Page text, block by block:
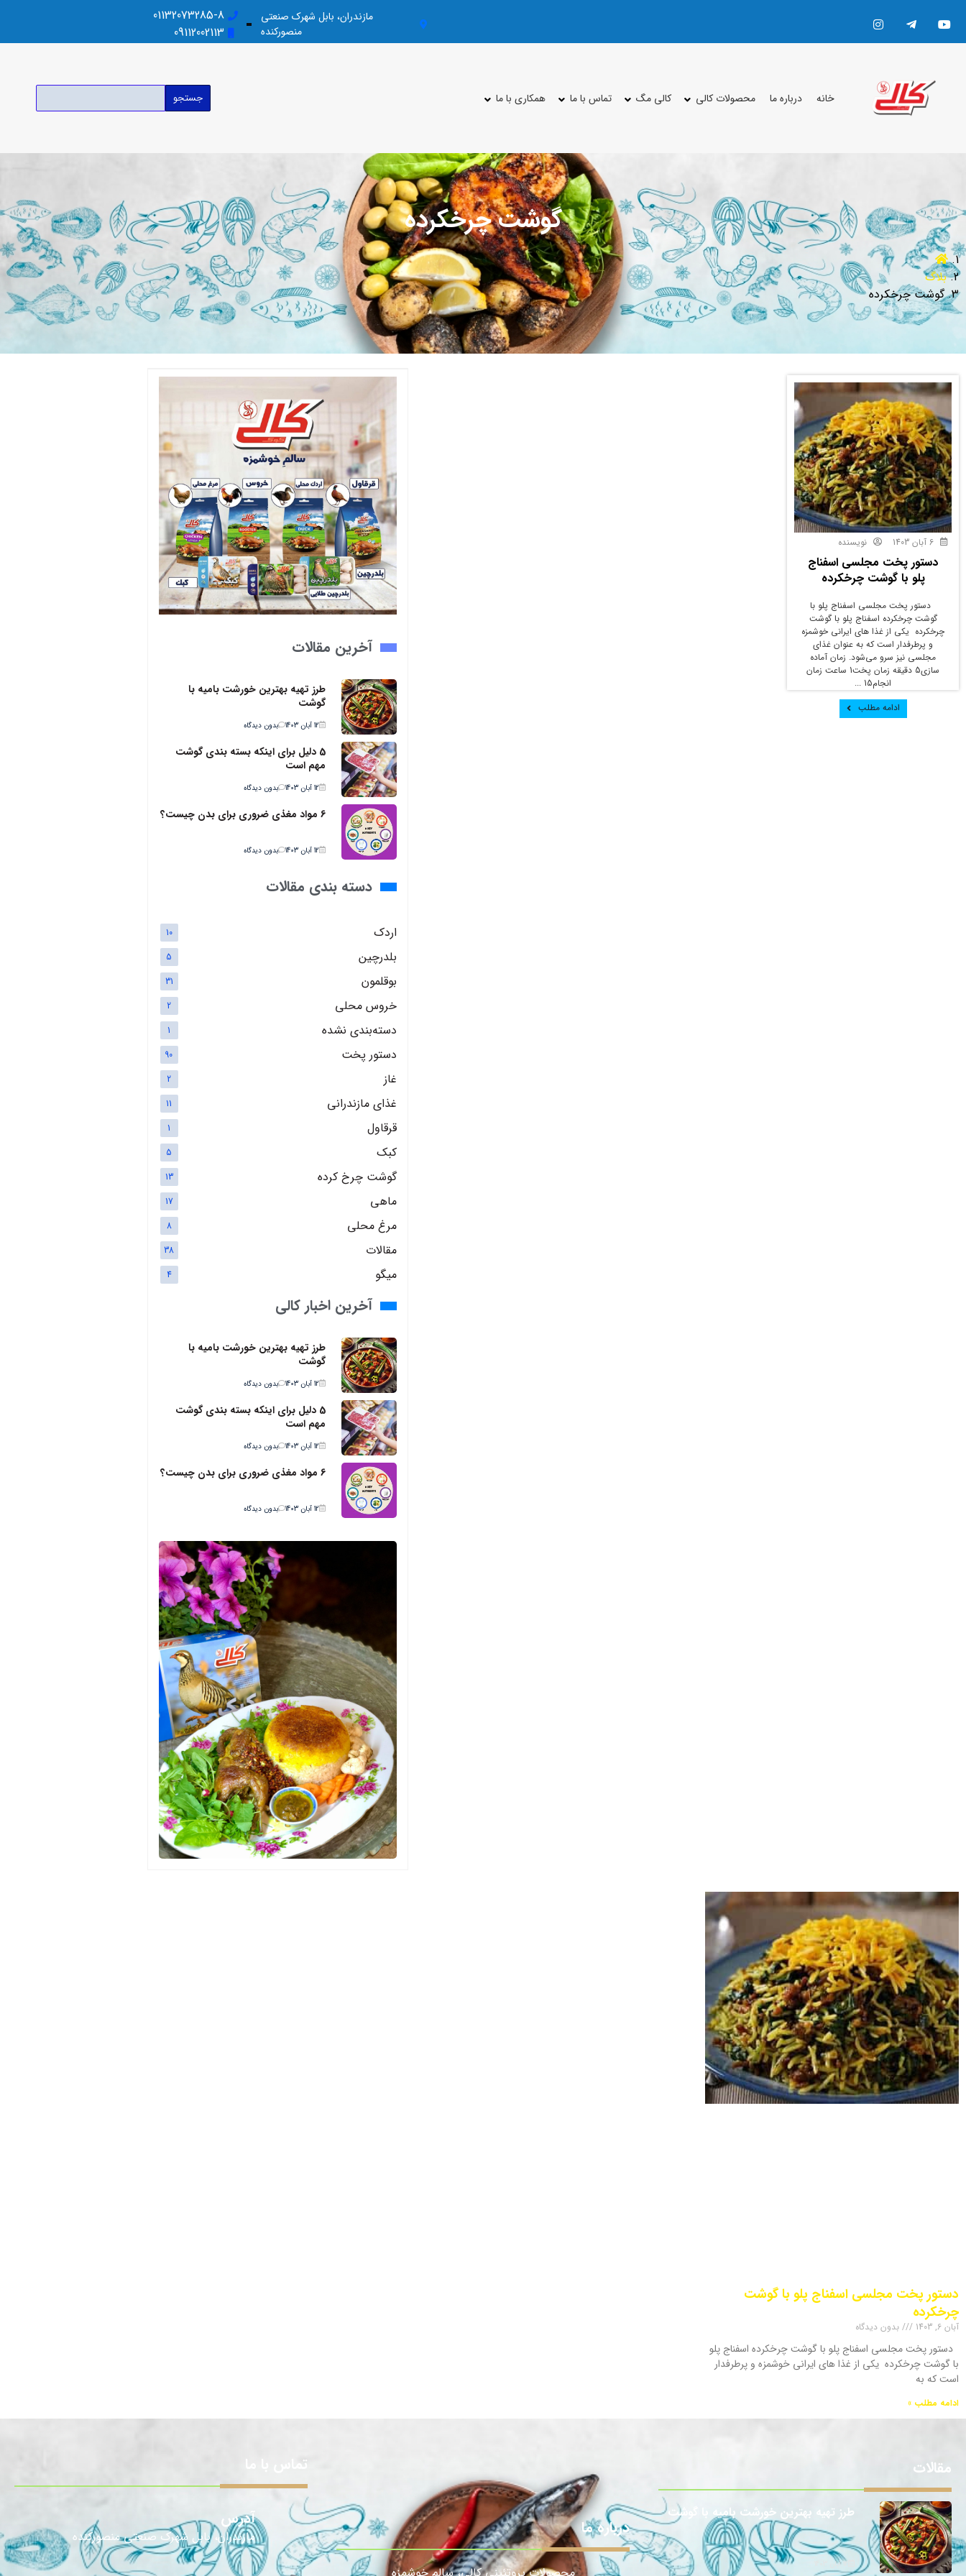
مازندران، بابل شهرک صنعتی
منصورکنده
01132073285-8
09112002113
خانه درباره ما محصولات کالی کالی مگ تماس با ما همکاری با ما جستجو
گوشت چرخکرده
بلاگ
گوشت چرخکرده
نویسنده
دستور پخت مجلسی اسفناج
پلو با گوشت چرخکرده
دستور پخت مجلسی اسفناج پلو با
گوشت چرخکرده اسفناج پلو با گوشت
چرخکرده یکی از غذا های ایرانی خوشمزه
و پرطرفدار است که به عنوان غذای
مجلسی نیز سرو می‌شود. زمان آماده
سازی5 دقیقه زمان پخت1 ساعت زمان
انجام15 ...
ادامه مطلب
آخرین مقالات
طرز تهیه بهترین خورشت بامیه با
گوشت
12 آبان 1403 بدون دیدگاه
5 دلیل برای اینکه بسته بندی گوشت
مهم است
12 آبان 1403 بدون دیدگاه
6 مواد مغذی ضروری برای بدن چیست؟
12 آبان 1403 بدون دیدگاه
دسته بندی مقالات
اردک 10
بلدرچین 5
بوقلمون 31
خروس محلی 2
دسته‌بندی نشده 1
دستور پخت 90
غاز 2
غذای مازندرانی 11
قرقاول 1
کبک 5
گوشت چرخ کرده 13
ماهی 17
مرغ محلی 8
مقالات 38
میگو 4
آخرین اخبار کالی
طرز تهیه بهترین خورشت بامیه با
گوشت
12 آبان 1403 بدون دیدگاه
5 دلیل برای اینکه بسته بندی گوشت
مهم است
12 آبان 1403 بدون دیدگاه
6 مواد مغذی ضروری برای بدن چیست؟
12 آبان 1403 بدون دیدگاه
دستور پخت مجلسی اسفناج پلو با گوشت
چرخکرده
آبان 6, 1403 بدون دیدگاه
دستور پخت مجلسی اسفناج پلو با گوشت چرخکرده اسفناج پلو
با گوشت چرخکرده یکی از غذا های ایرانی خوشمزه و پرطرفدار
است که به
ادامه مطلب »
مقالات
طرز تهیه بهترین خورشت بامیه با گوشت
12 آبان 1403
درباره ما
تماس با ما
آدرس
مازندران، بابل شهرک صنعتی منصورکنده